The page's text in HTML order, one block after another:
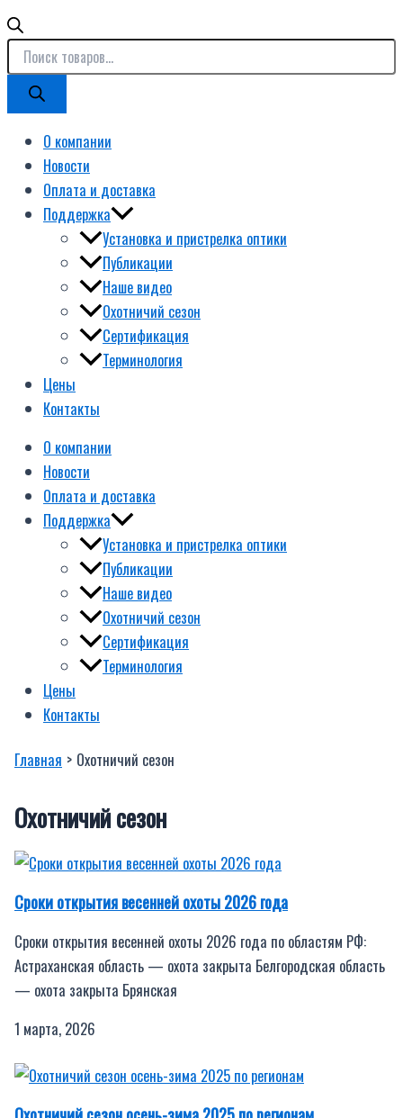
О компании
Новости
Оплата и доставка
Поддержка
Установка и пристрелка оптики
Публикации
Наше видео
Охотничий сезон
Сертификация
Терминология
Цены
Контакты
О компании
Новости
Оплата и доставка
Поддержка
Установка и пристрелка оптики
Публикации
Наше видео
Охотничий сезон
Сертификация
Терминология
Цены
Контакты
Главная Охотничий сезон
Охотничий сезон
Сроки открытия весенней охоты 2026 года
Сроки открытия весенней охоты 2026 года по областям РФ:
Астраханская область — охота закрыта Белгородская область
— охота закрыта Брянская
1 марта, 2026